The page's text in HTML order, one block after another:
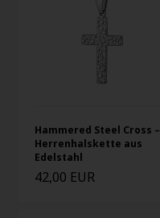
Hammered Steel Cross –
Herrenhalskette aus
Edelstahl
42,00 EUR